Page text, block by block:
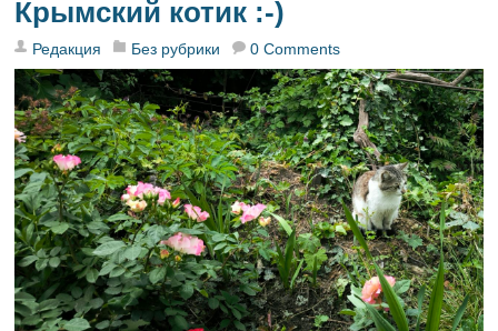
Крымский котик :-)
Редакция Без рубрики 0 Comments